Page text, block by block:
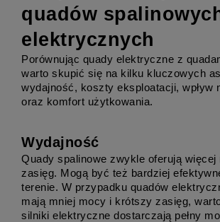
quadów
elektrycznych
Porównując quady elektryczne z
warto skupić się na kilku kluczowych
wydajność, koszty eksploatacji, wpływ
oraz komfort użytkowania.
Wydajność
Quady spalinowe zwykle oferują więcej
zasięg. Mogą być też bardziej
terenie. W przypadku quadów
mają mniej mocy i krótszy zasięg,
silniki elektryczne dostarczają pełny